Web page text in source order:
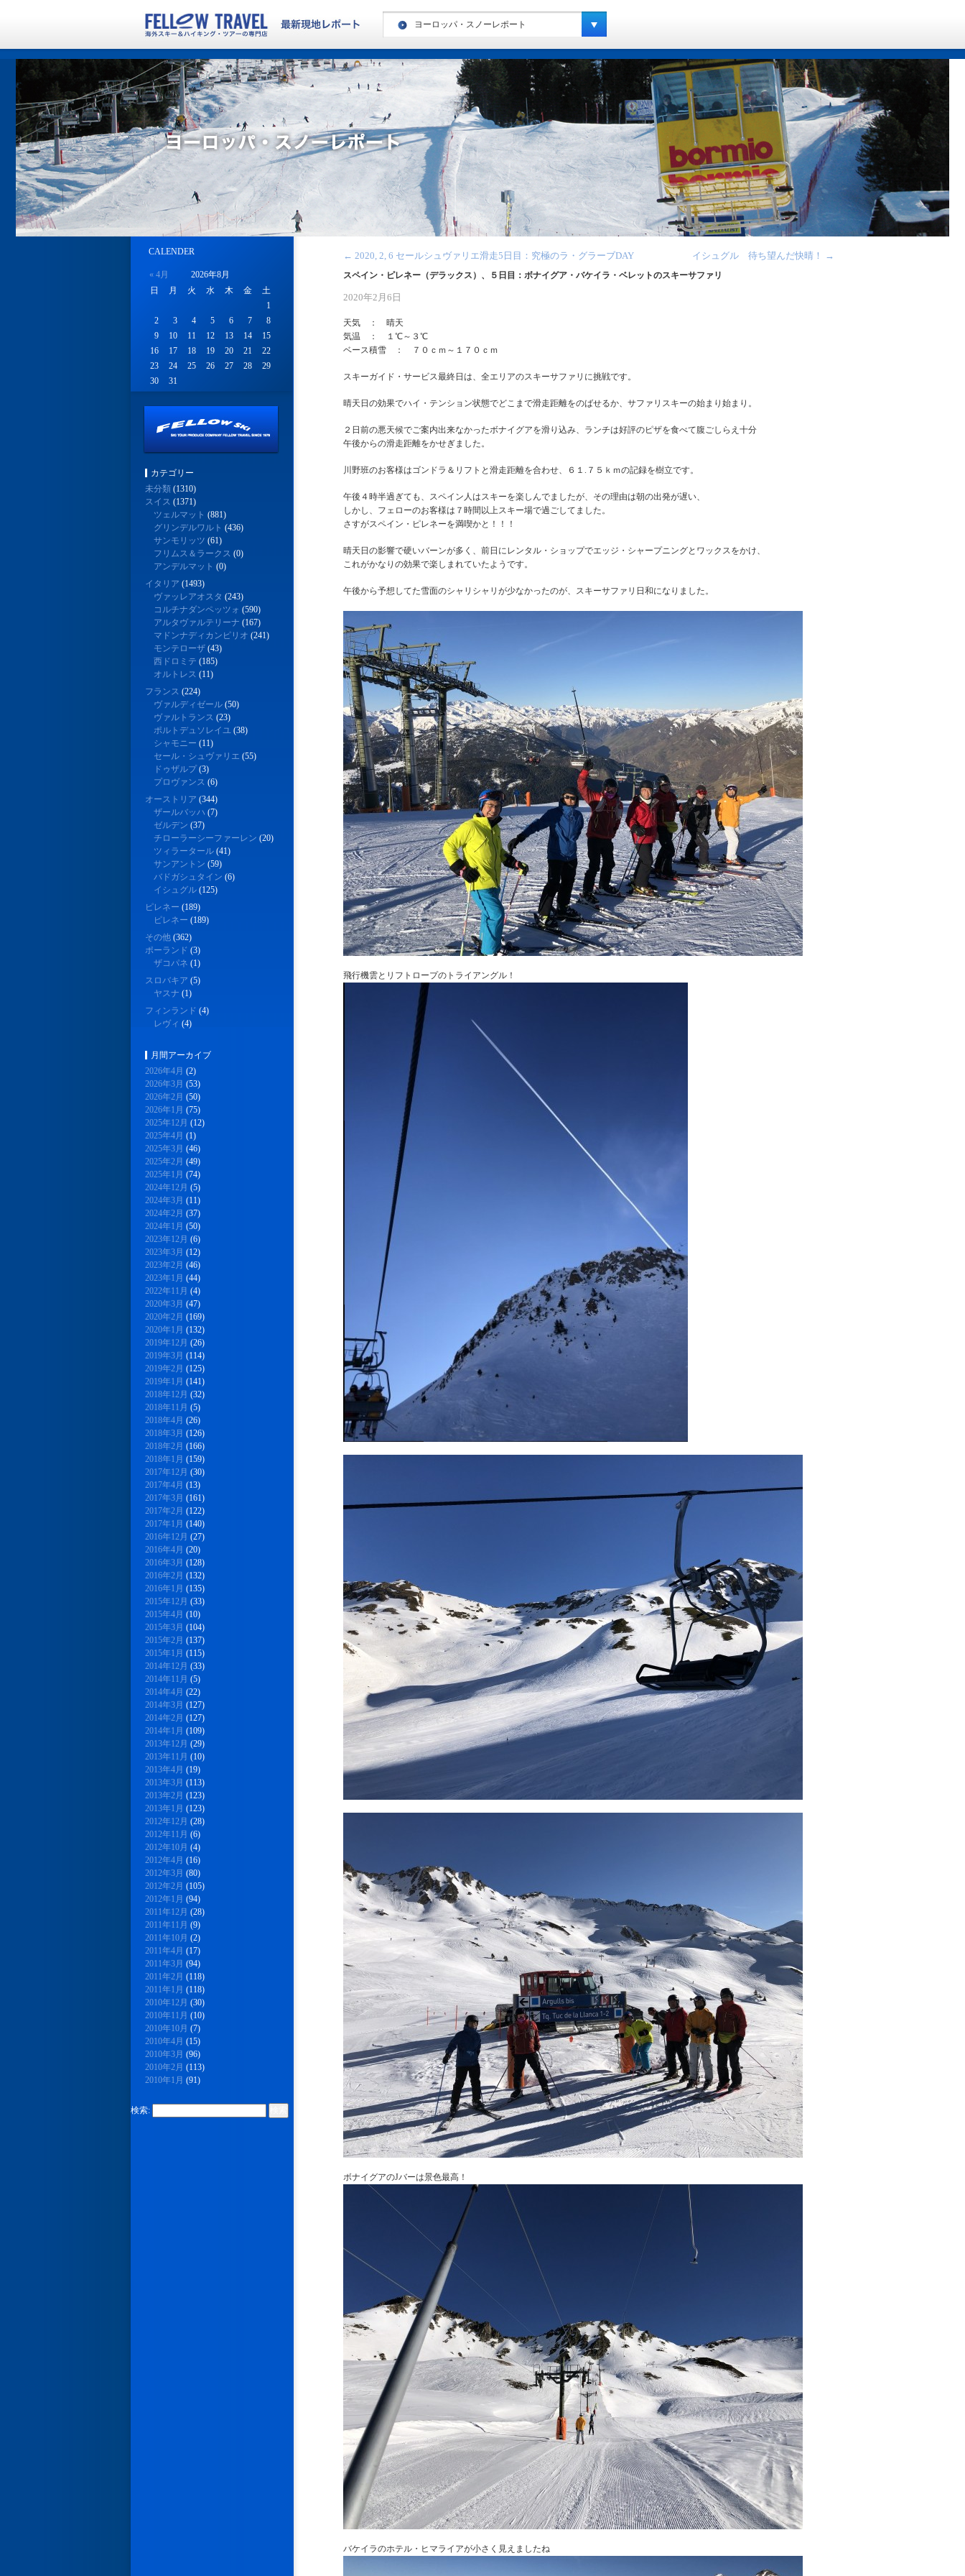
ヨーロッパ・スノーレポート
ヨーロッパ・ハイキングレポート
カナダ・ハイキングレポート
ヨーロッパ・スノーレポート
カナダ・スノーレポート
アメリカ・スノーレポート
スペシャルキャンプ・スノーレポート
ニュージーランド・スノーレポート
南米・スノーレポート
キッズキャンプ・レポート
← 2020, 2, 6 セールシュヴァリエ滑走5日目：究極のラ・グラーブDAY イシュグル 待ち望んだ快晴！ →
スペイン・ピレネー（デラックス）、５日目：ボナイグア・バケイラ・ベレットのスキーサファリ
2020年2月6日
天気 ： 晴天
気温 ： １℃～３℃
ベース積雪 ： ７０ｃｍ～１７０ｃｍ
スキーガイド・サービス最終日は、全エリアのスキーサファリに挑戦です。
晴天日の効果でハイ・テンション状態でどこまで滑走距離をのばせるか、サファリスキーの始まり始まり。
２日前の悪天候でご案内出来なかったボナイグアを滑り込み、ランチは好評のピザを食べて腹ごしらえ十分
午後からの滑走距離をかせぎました。
川野班のお客様はゴンドラ＆リフトと滑走距離を合わせ、６１.７５ｋｍの記録を樹立です。
午後４時半過ぎても、スペイン人はスキーを楽しんでましたが、その理由は朝の出発が遅い、
しかし、フェローのお客様は７時間以上スキー場で過ごしてました。
さすがスペイン・ピレネーを満喫かと！！！
晴天日の影響で硬いバーンが多く、前日にレンタル・ショップでエッジ・シャープニングとワックスをかけ、
これがかなりの効果で楽しまれていたようです。
午後から予想してた雪面のシャリシャリが少なかったのが、スキーサファリ日和になりました。
飛行機雲とリフトロープのトライアングル！
ボナイグアのJバーは景色最高！
バケイラのホテル・ヒマライアが小さく見えましたね
CALENDER
2026年8月
日
月 火 水 木 金 土
« 4月
1
2
3 4 5 6 7
8
9
10 11 12 13 14
15
16
17 18 19 20 21
22
23
24 25 26 27 28
29
30
31
カテゴリー
未分類 (1310)
スイス (1371)
ツェルマット (881)
グリンデルワルト (436)
サンモリッツ (61)
フリムス＆ラークス (0)
アンデルマット (0)
イタリア (1493)
ヴァッレアオスタ (243)
コルチナダンペッツォ (590)
アルタヴァルテリーナ (167)
マドンナディカンピリオ (241)
モンテローザ (43)
西ドロミテ (185)
オルトレス (11)
フランス (224)
ヴァルディゼール (50)
ヴァルトランス (23)
ポルトデュソレイユ (38)
シャモニー (11)
セール・シュヴァリエ (55)
ドゥザルプ(3)
プロヴァンス (6)
オーストリア (344)
ザールバッハ (7)
ゼルデン (37)
チローラーシーファーレン (20)
ツィラータール (41)
サンアントン (59)
バドガシュタイン (6)
イシュグル (125)
ピレネー (189)
ピレネー (189)
その他 (362)
ポーランド (3)
ザコパネ (1)
スロバキア (5)
ヤスナ (1)
フィンランド (4)
レヴィ (4)
月間アーカイブ
2026年4月 (2)
2026年3月 (53)
2026年2月 (50)
2026年1月 (75)
2025年12月 (12)
2025年4月 (1)
2025年3月 (46)
2025年2月 (49)
2025年1月 (74)
2024年12月 (5)
2024年3月 (11)
2024年2月 (37)
2024年1月 (50)
2023年12月 (6)
2023年3月 (12)
2023年2月 (46)
2023年1月 (44)
2022年11月 (4)
2020年3月 (47)
2020年2月 (169)
2020年1月 (132)
2019年12月 (26)
2019年3月 (114)
2019年2月 (125)
2019年1月 (141)
2018年12月 (32)
2018年11月 (5)
2018年4月 (26)
2018年3月 (126)
2018年2月 (166)
2018年1月 (159)
2017年12月 (30)
2017年4月 (13)
2017年3月 (161)
2017年2月 (122)
2017年1月 (140)
2016年12月 (27)
2016年4月 (20)
2016年3月 (128)
2016年2月 (132)
2016年1月 (135)
2015年12月 (33)
2015年4月 (10)
2015年3月 (104)
2015年2月 (137)
2015年1月 (115)
2014年12月 (33)
2014年11月 (5)
2014年4月 (22)
2014年3月 (127)
2014年2月 (127)
2014年1月 (109)
2013年12月 (29)
2013年11月 (10)
2013年4月 (19)
2013年3月 (113)
2013年2月 (123)
2013年1月 (123)
2012年12月 (28)
2012年11月 (6)
2012年10月 (4)
2012年4月 (16)
2012年3月 (80)
2012年2月 (105)
2012年1月 (94)
2011年12月 (28)
2011年11月 (9)
2011年10月 (2)
2011年4月 (17)
2011年3月 (94)
2011年2月 (118)
2011年1月 (118)
2010年12月 (30)
2010年11月 (10)
2010年10月 (7)
2010年4月 (15)
2010年3月 (96)
2010年2月 (113)
2010年1月 (91)
検索: